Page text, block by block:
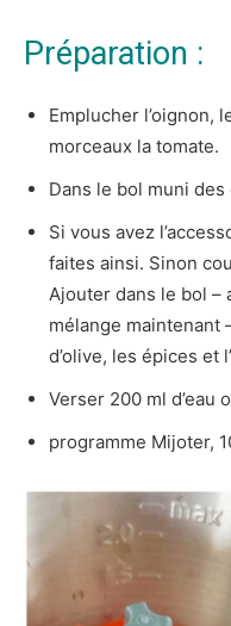
Préparation :
Emplucher l’oignon,
morceaux la tomate.
Dans le bol muni des
Si vous avez
faites ainsi. Sinon
Ajouter dans le bol –
mélange maintenant
d’olive, les épices et
Verser 200 ml d’eau
programme Mijoter,